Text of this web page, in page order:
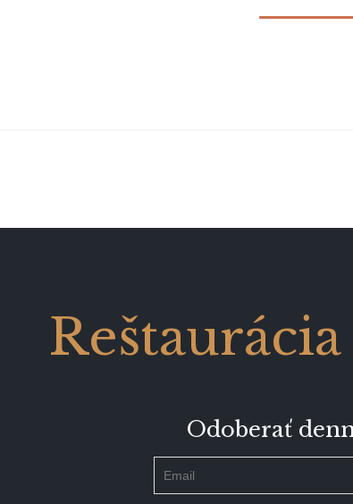
Odoberať